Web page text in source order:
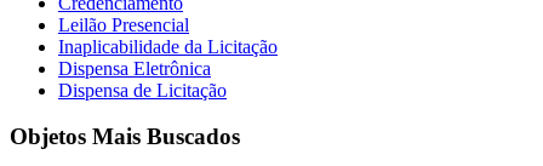
Leilão Presencial
Inaplicabilidade da Licitação
Dispensa Eletrônica
Dispensa de Licitação
Objetos Mais Buscados